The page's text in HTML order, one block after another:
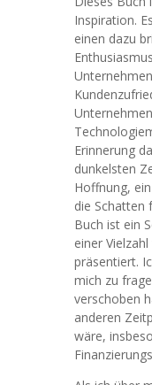
Inspiration.
einen dazu
Erinnerung
dunkelsten
Hoffnung,
die Schatten
Buch ist ein
einer
präsentiert.
mich zu
verschoben
anderen
wäre,